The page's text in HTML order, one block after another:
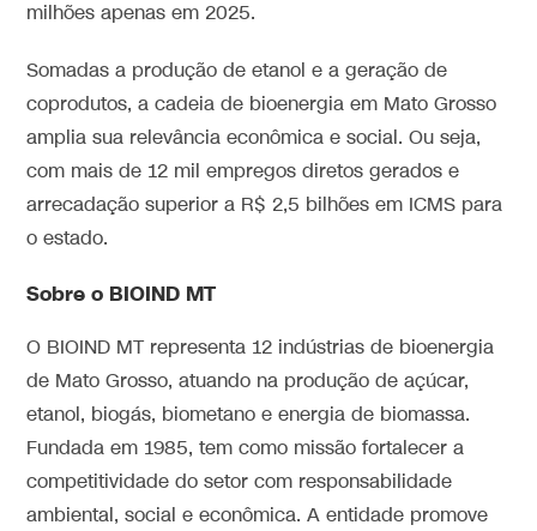
milhões apenas em 2025.
Somadas a produção de etanol e a geração de
coprodutos, a cadeia de bioenergia em Mato Grosso
amplia sua relevância econômica e social. Ou seja,
com mais de 12 mil empregos diretos gerados e
arrecadação superior a R$ 2,5 bilhões em ICMS para
o estado.
Sobre o BIOIND MT
O BIOIND MT representa 12 indústrias de bioenergia
de Mato Grosso, atuando na produção de açúcar,
etanol, biogás, biometano e energia de biomassa.
Fundada em 1985, tem como missão fortalecer a
competitividade do setor com responsabilidade
ambiental, social e econômica. A entidade promove